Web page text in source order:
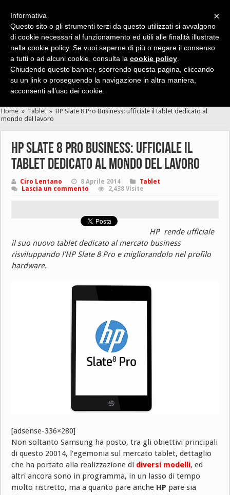
Cerca velocemente news, recensioni, guide, app, giochi ...
Home » Tablet » HP Slate 8 Pro Business: ufficiale il tablet dedicato al
mondo del lavoro
HP Slate 8 Pro Business: ufficiale il
tablet dedicato al mondo del lavoro
Ciro Lentano 8 Aprile 2014
Tablet
Lascia un commento
2,438 Visite
HP rende ufficiale
il suo nuovo tablet dedicato al mercato business
risviluppando l’HP Slate 8 Pro e migliorandolo nel profilo
hardware.
[adsense-336×280]
Non soltanto Samsung ha posto, tra gli obiettivi principali
di questo 20014, l’egemonia sul mercato tablet, dettaglio
che ha portato alla realizzazione di diversi modelli, ed
altri ancora sono in programma, in un lasso di tempo
molto ristretto, ma a quanto pare anche HP pare sia
×
Informativa
Questo sito o gli strumenti terzi da questo utilizzati si avvalgono
di cookie necessari al funzionamento ed utili alle finalità illustrate
nella cookie policy. Se vuoi saperne di più o negare il consenso
a tutti o ad alcuni cookie, consulta la cookie policy
Chiudendo questo banner, scorrendo questa pagina, cliccando
su un link o proseguendo la navigazione in altra maniera,
acconsenti all’uso dei cookie.